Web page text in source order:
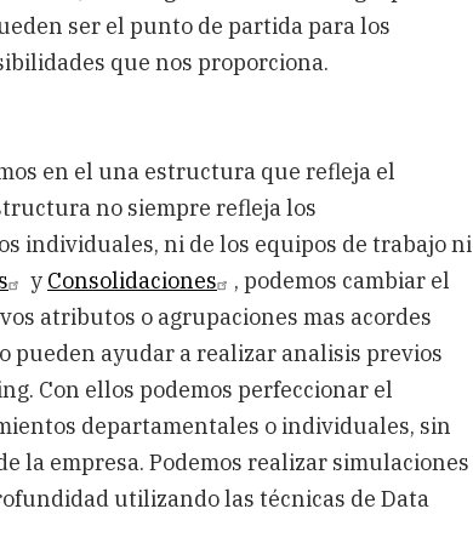
ser el punto de partida para los
que nos proporciona.
en el una estructura que refleja el
no siempre refleja los
individuales, ni de los equipos de trabajo ni
y Consolidaciones
, podemos cambiar el
atributos o agrupaciones mas acordes
pueden ayudar a realizar analisis previos
Con ellos podemos perfeccionar el
departamentales o individuales, sin
la empresa. Podemos realizar simulaciones
utilizando las técnicas de Data